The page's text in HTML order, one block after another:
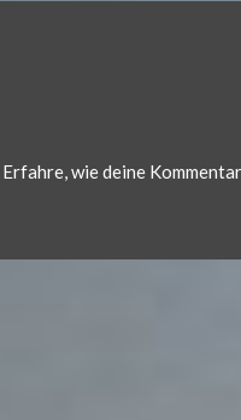
Erfahre, wie deine